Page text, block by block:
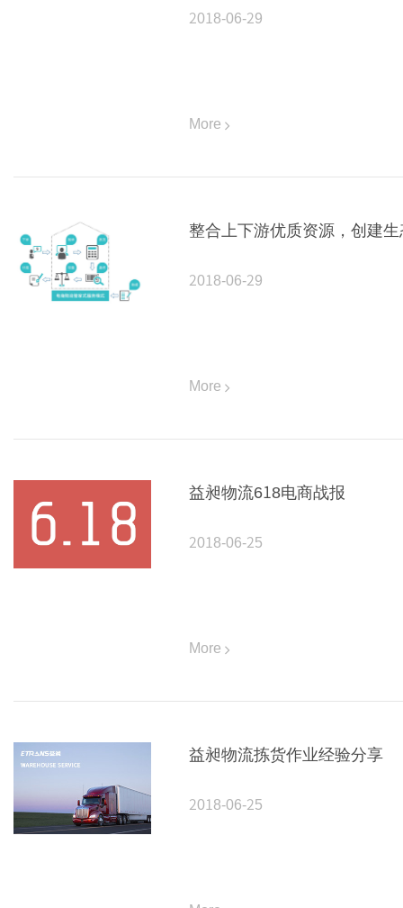
2018-06-29
More
整合上下游优质资源，创建
2018-06-29
More
益昶物流618电商战报
2018-06-25
More
益昶物流拣货作业经验分享
2018-06-25